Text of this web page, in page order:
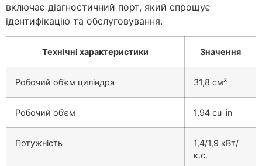
включає діагностичний порт, який спрощує
ідентифікацію та обслуговування.
Технічні характеристики Значення
Pобочий об’єм циліндра 31,8 см³
Робочий об’єм 1,94 cu-in
Потужність
1,4/1,9 кВт/
к.с.